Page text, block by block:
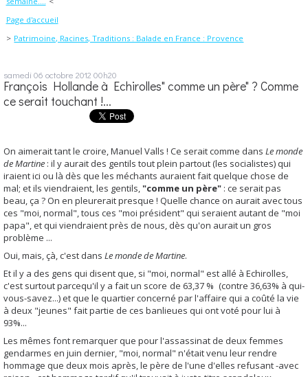
Page d'accueil
Patrimoine, Racines, Traditions : Balade en France : Provence
samedi 06 octobre 2012 00h20
François Hollande à Echirolles" comme un père" ? Comme
ce serait touchant !...
On aimerait tant le croire, Manuel Valls ! Ce serait comme dans Le monde
de Martine : il y aurait des gentils tout plein partout (les socialistes) qui
iraient ici ou là dès que les méchants auraient fait quelque chose de
mal; et ils viendraient, les gentils, "comme un père" : ce serait pas
beau, ça ? On en pleurerait presque ! Quelle chance on aurait avec tous
ces "moi, normal", tous ces "moi président" qui seraient autant de "moi
papa", et qui viendraient près de nous, dès qu'on aurait un gros
problème ...
Oui, mais, çà, c'est dans Le monde de Martine.
Et il y a des gens qui disent que, si "moi, normal" est allé à Echirolles,
c'est surtout parcequ'il y a fait un score de 63,37 % (contre 36,63% à qui-
vous-savez...) et que le quartier concerné par l'affaire qui a coûté la vie
à deux "jeunes" fait partie de ces banlieues qui ont voté pour lui à
93%...
Les mêmes font remarquer que pour l'assassinat de deux femmes
gendarmes en juin dernier, "moi, normal" n'était venu leur rendre
hommage que deux mois après, le père de l'une d'elles refusant -avec